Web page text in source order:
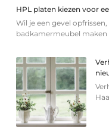
HPL platen kiezen voor
Wil je een gevel
badkamermeubel maken